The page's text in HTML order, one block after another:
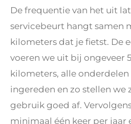
De frequentie van het uit
servicebeurt hangt samen
kilometers dat je fietst. De
voeren we uit bij ongeveer
kilometers, alle
ingereden en zo stellen we
gebruik goed af.
minimaal één keer per jaar